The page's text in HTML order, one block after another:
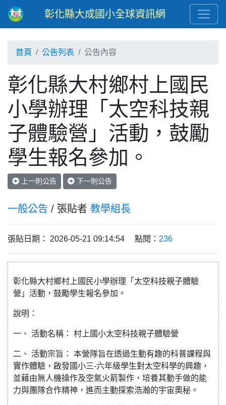
彰化縣大成國小全球資訊網
首頁 公告列表 公告內容
彰化縣大村鄉村上國民
小學辦理「太空科技親
子體驗營」活動，鼓勵
學生報名參加。
上一則公告 下一則公告
一般公告 / 張貼者 教學組長
張貼日期： 2026-05-21 09:14:54 點閱： 236
彰化縣大村鄉村上國民小學辦理「太空科技親子體驗
營」活動，鼓勵學生報名參加。
說明：
一、 活動名稱： 村上國小太空科技親子體驗營
二、 活動宗旨： 本營隊旨在透過生動有趣的科普課程與
實作體驗，啟發國小三-六年級學生對太空科學的興趣，
並藉由無人機操作及空氣火箭製作，培養其動手做的能
力與團隊合作精神，進而主動探索浩瀚的宇宙奧秘。